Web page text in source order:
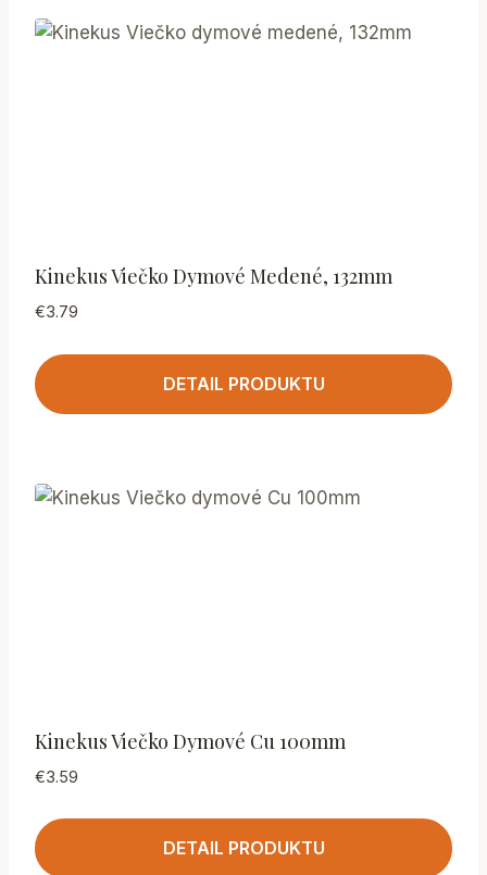
Kinekus Viečko Dymové Medené, 132mm
€3.79
DETAIL PRODUKTU
Kinekus Viečko Dymové Cu 100mm
€3.59
DETAIL PRODUKTU